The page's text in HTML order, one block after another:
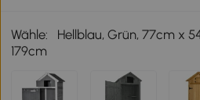
Wähle:
Hellblau, Grün, 77cm x
179cm